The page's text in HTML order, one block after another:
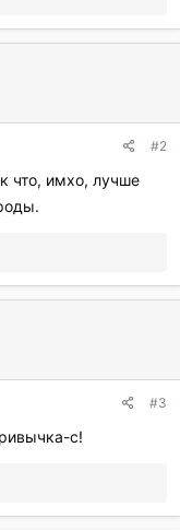
#2
что, имхо, лучше
#3
с!